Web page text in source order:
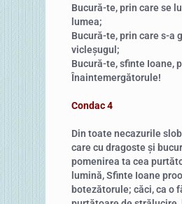
Bucură-te, prin care se
lumea;
Bucură-te, prin care s-a
vicleșugul;
Bucură-te, sfinte Ioane,
Înaintemergătorule!
Condac 4
Din toate necazurile
care cu dragoste și
pomenirea ta cea
lumină, Sfinte Ioane
botezătorule; căci, ca o